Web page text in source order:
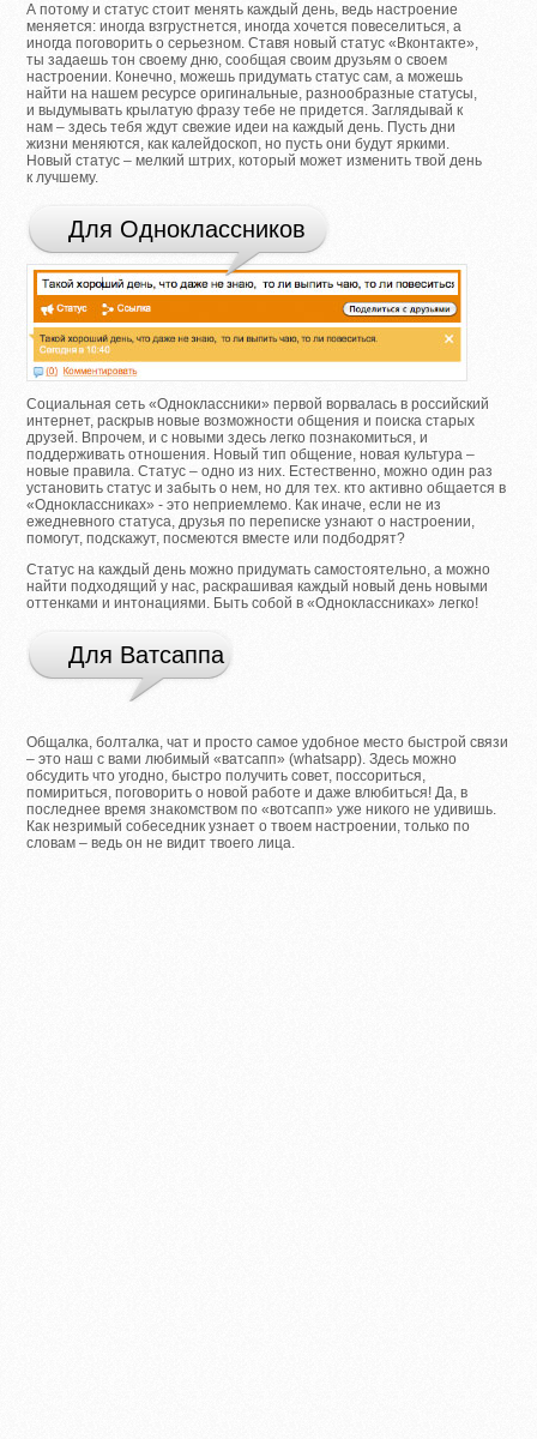
А потому и статус стоит менять каждый день, ведь настроение
меняется: иногда взгрустнется, иногда хочется повеселиться, а
иногда поговорить о серьезном. Ставя новый статус «Вконтакте»,
ты задаешь тон своему дню, сообщая своим друзьям о своем
настроении. Конечно, можешь придумать статус сам, а можешь
найти на нашем ресурсе оригинальные, разнообразные статусы,
и выдумывать крылатую фразу тебе не придется. Заглядывай к
нам – здесь тебя ждут свежие идеи на каждый день. Пусть дни
жизни меняются, как калейдоскоп, но пусть они будут яркими.
Новый статус – мелкий штрих, который может изменить твой день
к лучшему.
Для Одноклассников
Социальная сеть «Одноклассники» первой ворвалась в российский
интернет, раскрыв новые возможности общения и поиска старых
друзей. Впрочем, и с новыми здесь легко познакомиться, и
поддерживать отношения. Новый тип общение, новая культура –
новые правила. Статус – одно из них. Естественно, можно один раз
установить статус и забыть о нем, но для тех. кто активно общается в
«Одноклассниках» - это неприемлемо. Как иначе, если не из
ежедневного статуса, друзья по переписке узнают о настроении,
помогут, подскажут, посмеются вместе или подбодрят?
Статус на каждый день можно придумать самостоятельно, а можно
найти подходящий у нас, раскрашивая каждый новый день новыми
оттенками и интонациями. Быть собой в «Одноклассниках» легко!
Для Ватсаппа
Общалка, болталка, чат и просто самое удобное место быстрой связи
– это наш с вами любимый «ватсапп» (whatsapp). Здесь можно
обсудить что угодно, быстро получить совет, поссориться,
помириться, поговорить о новой работе и даже влюбиться! Да, в
последнее время знакомством по «вотсапп» уже никого не удивишь.
Как незримый собеседник узнает о твоем настроении, только по
словам – ведь он не видит твоего лица.